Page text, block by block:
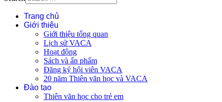
Trang chủ
Giới thiệu
Giới thiệu tổng quan
Lịch sử VACA
Hoạt động
Sách và ấn phẩm
Đăng ký hội viên VACA
20 năm Thiên văn học và VACA
Đào tạo
Thiên văn học cho trẻ em